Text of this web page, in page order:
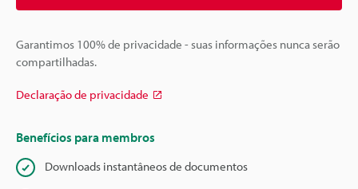
Garantimos 100% de privacidade - suas informações nunca serão
compartilhadas.
Declaração de privacidade
Benefícios para membros
Downloads instantâneos de documentos